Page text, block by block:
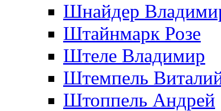
Шнайдер
Штайнмарк Розe
Штеле Владимир
Штемпель
Штоппель Андрей